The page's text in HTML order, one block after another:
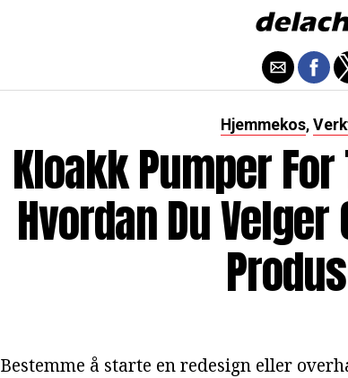
Hjemmekos,
Kloakk Pumper
Hvordan Du
Bestemme å starte en redesign eller